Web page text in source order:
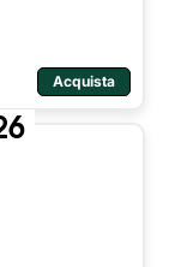
Acquista